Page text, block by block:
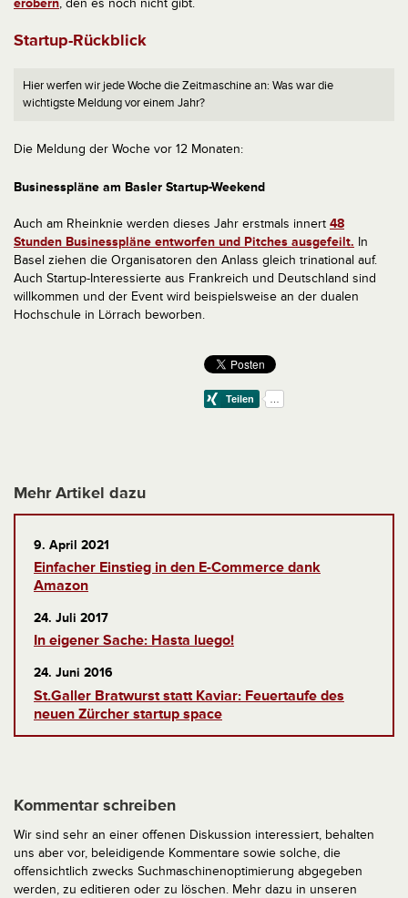
erobern, den es noch nicht gibt.
Startup-Rückblick
Hier werfen wir jede Woche die Zeitmaschine an: Was war die
wichtigste Meldung vor einem Jahr?
Die Meldung der Woche vor 12 Monaten:
Businesspläne am Basler Startup-Weekend
Auch am Rheinknie werden dieses Jahr erstmals innert 48
Stunden Businesspläne entworfen und Pitches ausgefeilt. In
Basel ziehen die Organisatoren den Anlass gleich trinational auf.
Auch Startup-Interessierte aus Frankreich und Deutschland sind
willkommen und der Event wird beispielsweise an der dualen
Hochschule in Lörrach beworben.
Mehr Artikel dazu
9. April 2021
Einfacher Einstieg in den E-Commerce dank
Amazon
24. Juli 2017
In eigener Sache: Hasta luego!
24. Juni 2016
St.Galler Bratwurst statt Kaviar: Feuertaufe des
neuen Zürcher startup space
Kommentar schreiben
Wir sind sehr an einer offenen Diskussion interessiert, behalten
uns aber vor, beleidigende Kommentare sowie solche, die
offensichtlich zwecks Suchmaschinenoptimierung abgegeben
werden, zu editieren oder zu löschen. Mehr dazu in unseren